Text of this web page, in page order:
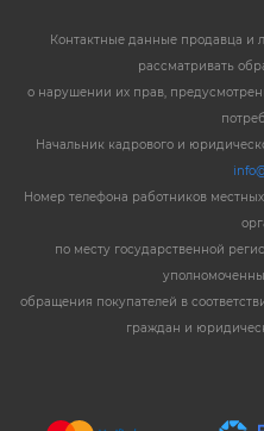
Контактные данные продавца и
рассматривать
о нарушении их прав,
Начальник кадрового и
Номер телефона работников
по месту государственной
обращения покупателей в
граждан и